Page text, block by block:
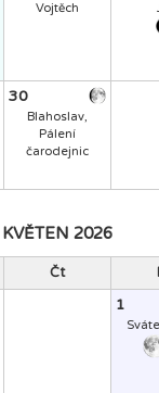
Vojtěch
30
Blahoslav,
Pálení
čarodejnic
KVĚTEN 2026
Čt
1